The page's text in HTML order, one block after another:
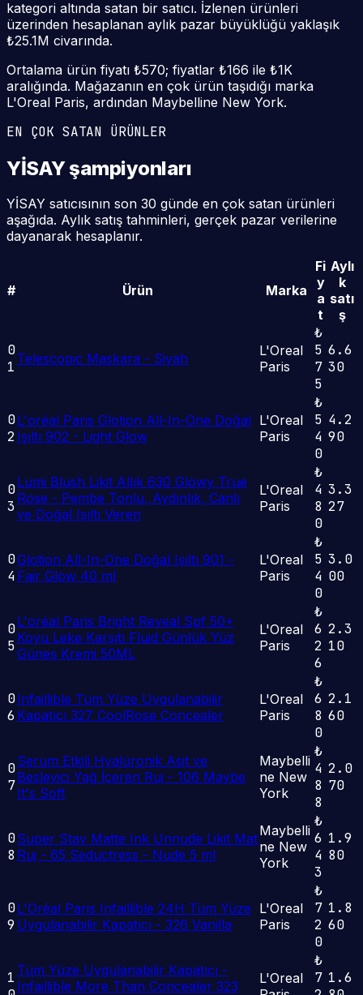
kategori altında satan bir satıcı. İzlenen ürünleri
üzerinden hesaplanan aylık pazar büyüklüğü yaklaşık
₺25.1M civarında.
Ortalama ürün fiyatı ₺570; fiyatlar ₺166 ile ₺1K
aralığında. Mağazanın en çok ürün taşıdığı marka
L'Oreal Paris, ardından Maybelline New York.
EN ÇOK SATAN ÜRÜNLER
YİSAYşampiyonları
YİSAY satıcısının son 30 günde en çok satan ürünleri
aşağıda. Aylık satış tahminleri, gerçek pazar verilerine
dayanarak hesaplanır.
# Ürün Marka
Fi
y
a
t
Aylı
k
satı
ş
0
1 Telescopic Maskara - Siyah
L'Oreal
Paris
₺
5
7
5
6.6
30
0
2
L'oréal Paris Glotion All-In-One Doğal
Işıltı 902 - Light Glow
L'Oreal
Paris
₺
5
4
0
4.2
90
0
3
Lumi Blush Likit Allık 630 Glowy True
Rose - Pembe Tonlu, Aydınlık, Canlı
ve Doğal Işıltı Veren
L'Oreal
Paris
₺
4
8
0
3.3
27
0
4
Glotion All-In-One Doğal Işıltı 901 -
Fair Glow 40 ml
L'Oreal
Paris
₺
5
4
0
3.0
00
0
5
L'oréal Paris Bright Reveal Spf 50+
Koyu Leke Karşıtı Fluid Günlük Yüz
Güneş Kremi 50ML
L'Oreal
Paris
₺
6
2
6
2.3
10
0
6
Infaillible Tüm Yüze Uygulanabilir
Kapatıcı 327 CoolRose Concealer
L'Oreal
Paris
₺
6
8
0
2.1
60
0
7
Serum Etkili Hyalüronik Asit ve
Besleyici Yağ İçeren Ruj - 106 Maybe
It's Soft
Maybelli
ne New
York
₺
4
8
8
2.0
70
0
8
Super Stay Matte Ink Unnude Likit Mat
Ruj - 65 Seductress - Nude 5 ml
Maybelli
ne New
York
₺
6
4
3
1.9
80
0
9
L'Oréal Paris Infaillible 24H Tüm Yüze
Uygulanabilir Kapatıcı - 326 Vanilla
L'Oreal
Paris
₺
7
2
0
1.8
60
1 Tüm Yüze Uygulanabilir Kapatıcı -
Infaillible More Than Concealer 323
L'Oreal
₺
7 1.6